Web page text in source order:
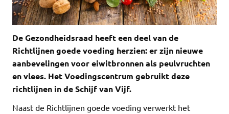
De Gezondheidsraad heeft een deel van de
Richtlijnen goede voeding herzien: er zijn nieuwe
aanbevelingen voor eiwitbronnen als peulvruchten
en vlees. Het Voedingscentrum gebruikt deze
richtlijnen in de Schijf van Vijf.
Naast de Richtlijnen goede voeding verwerkt het